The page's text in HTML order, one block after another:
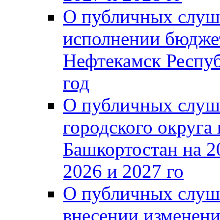
О публичных
исполнении
Нефтекамск
год
О публичных
городского
Башкортостан на
2026 и 2027 го
О публичных
внесении